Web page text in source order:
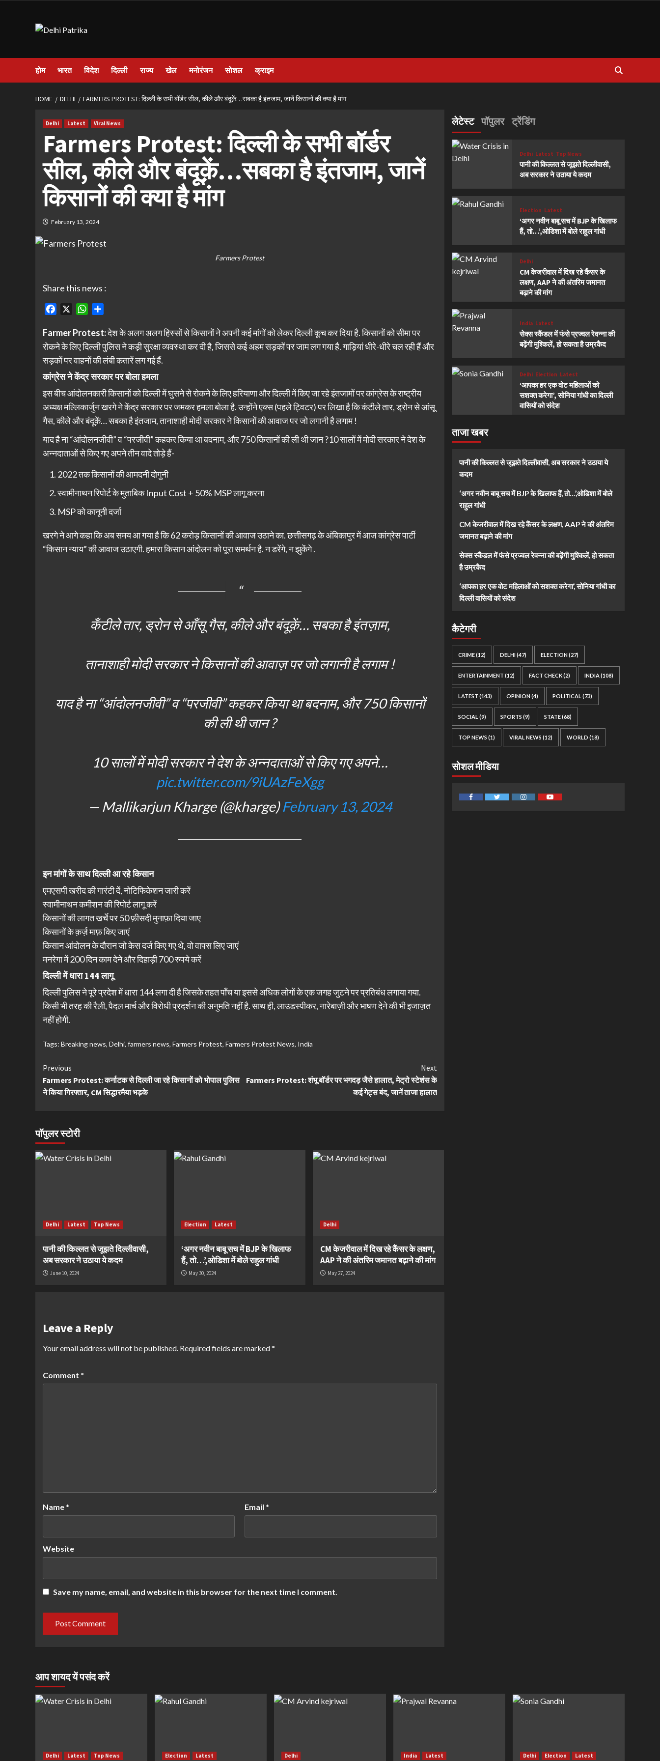
होम भारत विदेश दिल्ली राज्य खेल मनोरंजन सोशल क्राइम
HOME DELHI FARMERS PROTEST: दिल्ली के सभी बॉर्डर सील, कीले और बंदूक़ें…सबका है इंतजाम, जानें किसानों की क्या है मांग
Delhi Latest Viral News
Farmers Protest: दिल्ली के सभी बॉर्डर
सील, कीले और बंदूक़ें…सबका है इंतजाम, जानें
किसानों की क्या है मांग
February 13, 2024
Farmers Protest
Share this news :
Facebook WhatsApp
Farmer Protest:देश के अलग अलग हिस्सों से किसानों ने अपनी कई मांगों को लेकर दिल्ली कूच कर दिया है. किसानों को सीमा पर
रोकने के लिए दिल्ली पुलिस ने कड़ी सुरक्षा व्यवस्था कर दी है, जिससे कई अहम सड़कों पर जाम लग गया है. गाड़ियां धीरे-धीरे चल रही हैं और
सड़कों पर वाहनों की लंबी कतारें लग गई हैं.
कांग्रेस ने केंद्र सरकार पर बोला हमला
इस बीच आंदोलनकारी किसानों को दिल्ली में घुसने से रोकने के लिए हरियाणा और दिल्ली में किए जा रहे इंतजामों पर कांग्रेस के राष्ट्रीय
अध्यक्ष मल्लिकार्जुन खरगे ने केंद्र सरकार पर जमकर हमला बोला है. उन्होंने एक्स (पहले ट्विटर) पर लिखा है कि कंटीले तार, ड्रोन से आंसू
गैस, कीले और बंदूक़ें… सबका है इंतजाम, तानाशाही मोदी सरकार ने किसानों की आवाज पर जो लगानी है लगाम !
याद है ना “आंदोलनजीवी” व “परजीवी” कहकर किया था बदनाम, और 750 किसानों की ली थी जान ?10 सालों में मोदी सरकार ने देश के
अन्नदाताओं से किए गए अपने तीन वादे तोड़े हैं-
2022 तक किसानों की आमदनी दोगुनी
स्वामीनाथन रिपोर्ट के मुताबिक Input Cost + 50% MSP लागू करना
MSP को कानूनी दर्जा
खरगे ने आगे कहा कि अब समय आ गया है कि 62 करोड़ किसानों की आवाज उठाने का. छत्तीसगढ़ के अंबिकापुर में आज कांग्रेस पार्टी
“किसान न्याय” की आवाज उठाएगी. हमारा किसान आंदोलन को पूरा समर्थन है. न डरेंगे, न झुकेंगे .
कँटीले तार, ड्रोन से आँसू गैस, कीले और बंदूक़ें… सबका है इंतज़ाम,
तानाशाही मोदी सरकार ने किसानों की आवाज़ पर जो लगानी है लगाम !
याद है ना “आंदोलनजीवी” व “परजीवी” कहकर किया था बदनाम, और 750 किसानों
की ली थी जान ?
10 सालों में मोदी सरकार ने देश के अन्नदाताओं से किए गए अपने…
pic.twitter.com/9iUAzFeXgg
— Mallikarjun Kharge (@kharge)February 13, 2024
इन मांगों के साथ दिल्ली आ रहे किसान
एमएसपी खरीद की गारंटी दें, नोटिफिकेशन जारी करें
स्वामीनाथन कमीशन की रिपोर्ट लागू करें
किसानों की लागत खर्चे पर 50 फ़ीसदी मुनाफ़ा दिया जाए
किसानों के क़र्ज़ माफ़ किए जाएं
किसान आंदोलन के दौरान जो केस दर्ज किए गए थे, वो वापस लिए जाएं
मनरेगा में 200 दिन काम देने और दिहाड़ी 700 रुपये करें
दिल्ली में धारा 144 लागू
दिल्ली पुलिस ने पूरे प्रदेश में धारा 144 लगा दी है जिसके तहत पाँच या इससे अधिक लोगों के एक जगह जुटने पर प्रतिबंध लगाया गया.
किसी भी तरह की रैली, पैदल मार्च और विरोधी प्रदर्शन की अनुमति नहीं है. साथ ही, लाउडस्पीकर, नारेबाज़ी और भाषण देने की भी इजाज़त
नहीं होगी.
Tags: Breaking news, Delhi, farmers news, Farmers Protest, Farmers Protest News, India
Continue
Reading
Previous
Farmers Protest: कर्नाटक से दिल्ली जा रहे किसानों को भोपाल पुलिस
ने किया गिरफ्तार, CM सिद्धारमैया भड़के
Next
Farmers Protest: शंभू बॉर्डर पर भगदड़ जैसे हालात, मेट्रो स्टेशंस के
कई गेट्स बंद, जानें ताजा हालात
पॉपुलर स्टोरी
Delhi Latest Top News
पानी की किल्लत से जूझते दिल्लीवासी,
अब सरकार ने उठाया ये कदम
June 10, 2024
Election Latest
‘अगर नवीन बाबू सच में BJP के खिलाफ
हैं, तो…’,ओडिशा में बोले राहुल गांधी
May 30, 2024
Delhi
CM केजरीवाल में दिख रहे कैंसर के लक्षण,
AAP ने की अंतरिम जमानत बढ़ाने की मांग
May 27, 2024
Leave a Reply
Your email address will not be published. Required fields are marked*
Comment *
Name * Email *
Website
Save my name, email, and website in this browser for the next time I comment.
लेटेस्ट पॉपुलर ट्रेंडिंग
Delhi Latest Top News
पानी की किल्लत से जूझते दिल्लीवासी,
अब सरकार ने उठाया ये कदम
Election Latest
‘अगर नवीन बाबू सच में BJP के खिलाफ
हैं, तो…’,ओडिशा में बोले राहुल गांधी
Delhi
CM केजरीवाल में दिख रहे कैंसर के
लक्षण, AAP ने की अंतरिम जमानत
बढ़ाने की मांग
India Latest
सेक्स स्कैंडल में फंसे प्रज्वल रेवन्ना की
बढ़ेंगी मुश्किलें, हो सकता है उम्रकैद
Delhi Election Latest
‘आपका हर एक वोट महिलाओं को
सशक्त करेगा’, सोनिया गांधी का दिल्ली
वासियों को संदेश
ताजा खबर
पानी की किल्लत से जूझते दिल्लीवासी, अब सरकार ने उठाया ये
कदम
‘अगर नवीन बाबू सच में BJP के खिलाफ हैं, तो…’,ओडिशा में बोले
राहुल गांधी
CM केजरीवाल में दिख रहे कैंसर के लक्षण, AAP ने की अंतरिम
जमानत बढ़ाने की मांग
सेक्स स्कैंडल में फंसे प्रज्वल रेवन्ना की बढ़ेंगी मुश्किलें, हो सकता
है उम्रकैद
‘आपका हर एक वोट महिलाओं को सशक्त करेगा’, सोनिया गांधी का
दिल्ली वासियों को संदेश
कैटेगरी
CRIME(12) DELHI(47) ELECTION(27)
ENTERTAINMENT (12) FACT CHECK(2) INDIA(108)
LATEST (143) OPINION(4) POLITICAL (73)
SOCIAL (9) SPORTS (9) STATE(68)
TOP NEWS (1) VIRAL NEWS (12) WORLD (18)
सोशल मीडिया
FacebookTwitter InstagramYoutube
आप शायद यें पसंद करें
Delhi Latest Top News Election Latest Delhi India Latest Delhi Election Latest